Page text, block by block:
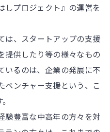
しプロジェクト』の運営を
は、スタートアップの支援
提供したり等の様々なもの
いるのは、企業の発展に不
ベンチャー支援という、こ
験豊富な中高年の方々を対